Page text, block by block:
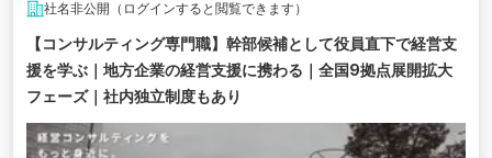
社名非公開（ログインすると閲覧できます）
【コンサルティング専門職】幹部候補として役員直下で経営支
援を学ぶ｜地方企業の経営支援に携わる｜全国9拠点展開拡大
フェーズ｜社内独立制度もあり